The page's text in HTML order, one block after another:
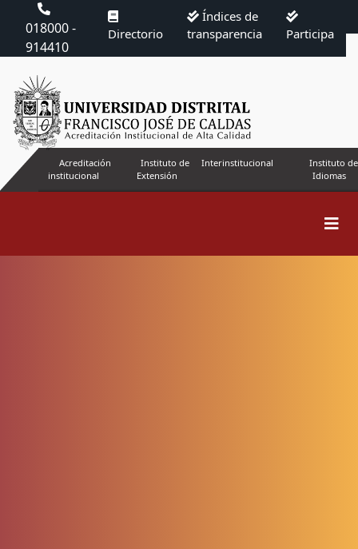
018000 -
914410
Directorio
Índices de
transparencia
Participa
Acreditación
institucional
Instituto de
Extensión
Interinstitucional
Instituto de
Idiomas